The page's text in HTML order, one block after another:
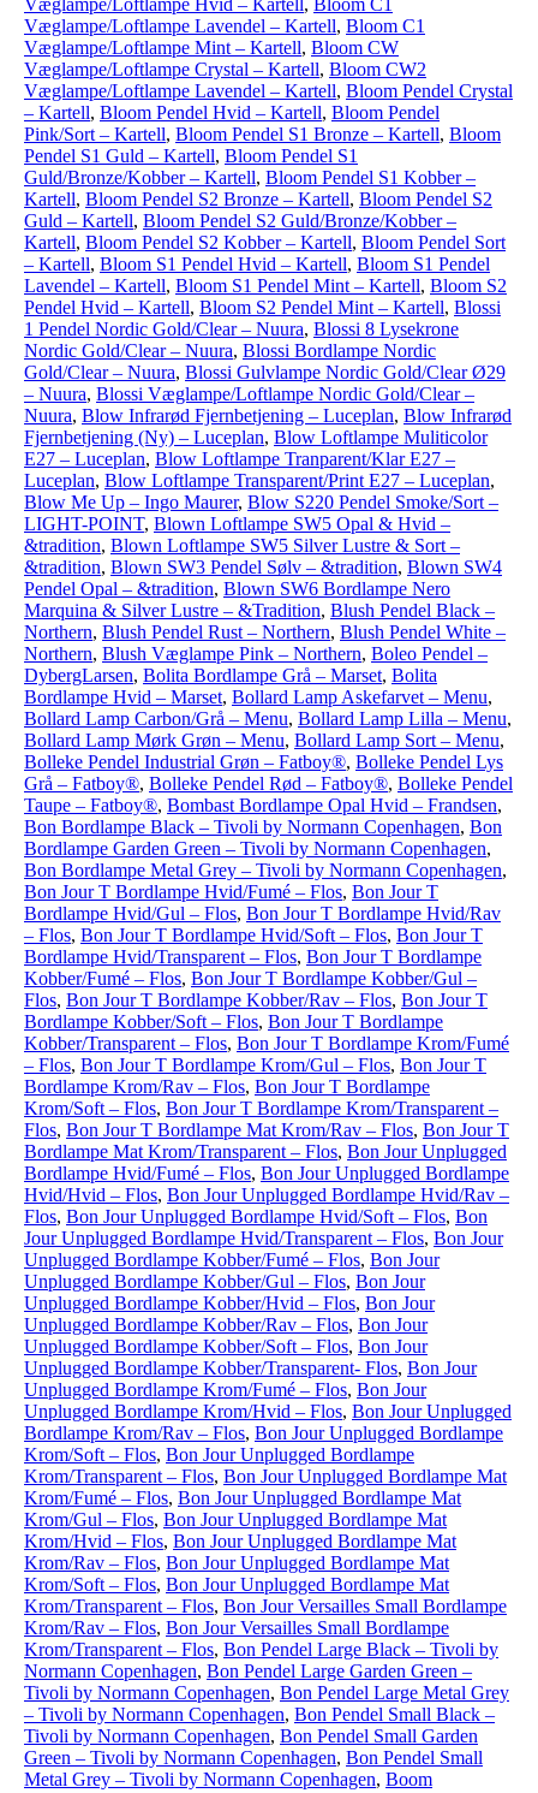
Væglampe/Loftlampe Hvid – Kartell, Bloom C1
Væglampe/Loftlampe Lavendel – Kartell, Bloom C1
Væglampe/Loftlampe Mint – Kartell, Bloom CW
Væglampe/Loftlampe Crystal – Kartell, Bloom CW2
Væglampe/Loftlampe Lavendel – Kartell, Bloom Pendel Crystal
– Kartell, Bloom Pendel Hvid – Kartell, Bloom Pendel
Pink/Sort – Kartell, Bloom Pendel S1 Bronze – Kartell, Bloom
Pendel S1 Guld – Kartell, Bloom Pendel S1
Guld/Bronze/Kobber – Kartell, Bloom Pendel S1 Kobber –
Kartell, Bloom Pendel S2 Bronze – Kartell, Bloom Pendel S2
Guld – Kartell, Bloom Pendel S2 Guld/Bronze/Kobber –
Kartell, Bloom Pendel S2 Kobber – Kartell, Bloom Pendel Sort
– Kartell, Bloom S1 Pendel Hvid – Kartell, Bloom S1 Pendel
Lavendel – Kartell, Bloom S1 Pendel Mint – Kartell, Bloom S2
Pendel Hvid – Kartell, Bloom S2 Pendel Mint – Kartell, Blossi
1 Pendel Nordic Gold/Clear – Nuura, Blossi 8 Lysekrone
Nordic Gold/Clear – Nuura, Blossi Bordlampe Nordic
Gold/Clear – Nuura, Blossi Gulvlampe Nordic Gold/Clear Ø29
– Nuura, Blossi Væglampe/Loftlampe Nordic Gold/Clear –
Nuura, Blow Infrarød Fjernbetjening – Luceplan, Blow Infrarød
Fjernbetjening (Ny) – Luceplan, Blow Loftlampe Muliticolor
E27 – Luceplan, Blow Loftlampe Tranparent/Klar E27 –
Luceplan, Blow Loftlampe Transparent/Print E27 – Luceplan,
Blow Me Up – Ingo Maurer, Blow S220 Pendel Smoke/Sort –
LIGHT-POINT, Blown Loftlampe SW5 Opal & Hvid –
&tradition, Blown Loftlampe SW5 Silver Lustre & Sort –
&tradition, Blown SW3 Pendel Sølv – &tradition, Blown SW4
Pendel Opal – &tradition, Blown SW6 Bordlampe Nero
Marquina & Silver Lustre – &Tradition, Blush Pendel Black –
Northern, Blush Pendel Rust – Northern, Blush Pendel White –
Northern, Blush Væglampe Pink – Northern, Boleo Pendel –
DybergLarsen, Bolita Bordlampe Grå – Marset, Bolita
Bordlampe Hvid – Marset, Bollard Lamp Askefarvet – Menu,
Bollard Lamp Carbon/Grå – Menu, Bollard Lamp Lilla – Menu,
Bollard Lamp Mørk Grøn – Menu, Bollard Lamp Sort – Menu,
Bolleke Pendel Industrial Grøn – Fatboy®, Bolleke Pendel Lys
Grå – Fatboy®, Bolleke Pendel Rød – Fatboy®, Bolleke Pendel
Taupe – Fatboy®, Bombast Bordlampe Opal Hvid – Frandsen,
Bon Bordlampe Black – Tivoli by Normann Copenhagen, Bon
Bordlampe Garden Green – Tivoli by Normann Copenhagen,
Bon Bordlampe Metal Grey – Tivoli by Normann Copenhagen,
Bon Jour T Bordlampe Hvid/Fumé – Flos, Bon Jour T
Bordlampe Hvid/Gul – Flos, Bon Jour T Bordlampe Hvid/Rav
– Flos, Bon Jour T Bordlampe Hvid/Soft – Flos, Bon Jour T
Bordlampe Hvid/Transparent – Flos, Bon Jour T Bordlampe
Kobber/Fumé – Flos, Bon Jour T Bordlampe Kobber/Gul –
Flos, Bon Jour T Bordlampe Kobber/Rav – Flos, Bon Jour T
Bordlampe Kobber/Soft – Flos, Bon Jour T Bordlampe
Kobber/Transparent – Flos, Bon Jour T Bordlampe Krom/Fumé
– Flos, Bon Jour T Bordlampe Krom/Gul – Flos, Bon Jour T
Bordlampe Krom/Rav – Flos, Bon Jour T Bordlampe
Krom/Soft – Flos, Bon Jour T Bordlampe Krom/Transparent –
Flos, Bon Jour T Bordlampe Mat Krom/Rav – Flos, Bon Jour T
Bordlampe Mat Krom/Transparent – Flos, Bon Jour Unplugged
Bordlampe Hvid/Fumé – Flos, Bon Jour Unplugged Bordlampe
Hvid/Hvid – Flos, Bon Jour Unplugged Bordlampe Hvid/Rav –
Flos, Bon Jour Unplugged Bordlampe Hvid/Soft – Flos, Bon
Jour Unplugged Bordlampe Hvid/Transparent – Flos, Bon Jour
Unplugged Bordlampe Kobber/Fumé – Flos, Bon Jour
Unplugged Bordlampe Kobber/Gul – Flos, Bon Jour
Unplugged Bordlampe Kobber/Hvid – Flos, Bon Jour
Unplugged Bordlampe Kobber/Rav – Flos, Bon Jour
Unplugged Bordlampe Kobber/Soft – Flos, Bon Jour
Unplugged Bordlampe Kobber/Transparent- Flos, Bon Jour
Unplugged Bordlampe Krom/Fumé – Flos, Bon Jour
Unplugged Bordlampe Krom/Hvid – Flos, Bon Jour Unplugged
Bordlampe Krom/Rav – Flos, Bon Jour Unplugged Bordlampe
Krom/Soft – Flos, Bon Jour Unplugged Bordlampe
Krom/Transparent – Flos, Bon Jour Unplugged Bordlampe Mat
Krom/Fumé – Flos, Bon Jour Unplugged Bordlampe Mat
Krom/Gul – Flos, Bon Jour Unplugged Bordlampe Mat
Krom/Hvid – Flos, Bon Jour Unplugged Bordlampe Mat
Krom/Rav – Flos, Bon Jour Unplugged Bordlampe Mat
Krom/Soft – Flos, Bon Jour Unplugged Bordlampe Mat
Krom/Transparent – Flos, Bon Jour Versailles Small Bordlampe
Krom/Rav – Flos, Bon Jour Versailles Small Bordlampe
Krom/Transparent – Flos, Bon Pendel Large Black – Tivoli by
Normann Copenhagen, Bon Pendel Large Garden Green –
Tivoli by Normann Copenhagen, Bon Pendel Large Metal Grey
– Tivoli by Normann Copenhagen, Bon Pendel Small Black –
Tivoli by Normann Copenhagen, Bon Pendel Small Garden
Green – Tivoli by Normann Copenhagen, Bon Pendel Small
Metal Grey – Tivoli by Normann Copenhagen, Boom